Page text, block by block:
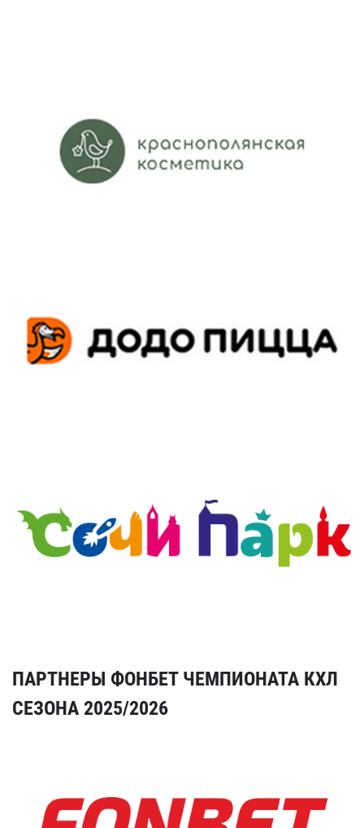
ПАРТНЕРЫ ФОНБЕТ ЧЕМПИОНАТА КХЛ
СЕЗОНА 2025/2026